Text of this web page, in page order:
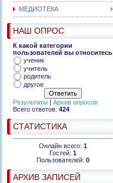
МЕДИОТЕКА
НАШ ОПРОС
К какой категории
пользователей вы относитесь
ученик
учитель
родитель
другое
Результаты
Архив опросов
Всего ответов: 424
СТАТИСТИКА
Онлайн всего: 1
Гостей: 1
Пользователей: 0
АРХИВ ЗАПИСЕЙ